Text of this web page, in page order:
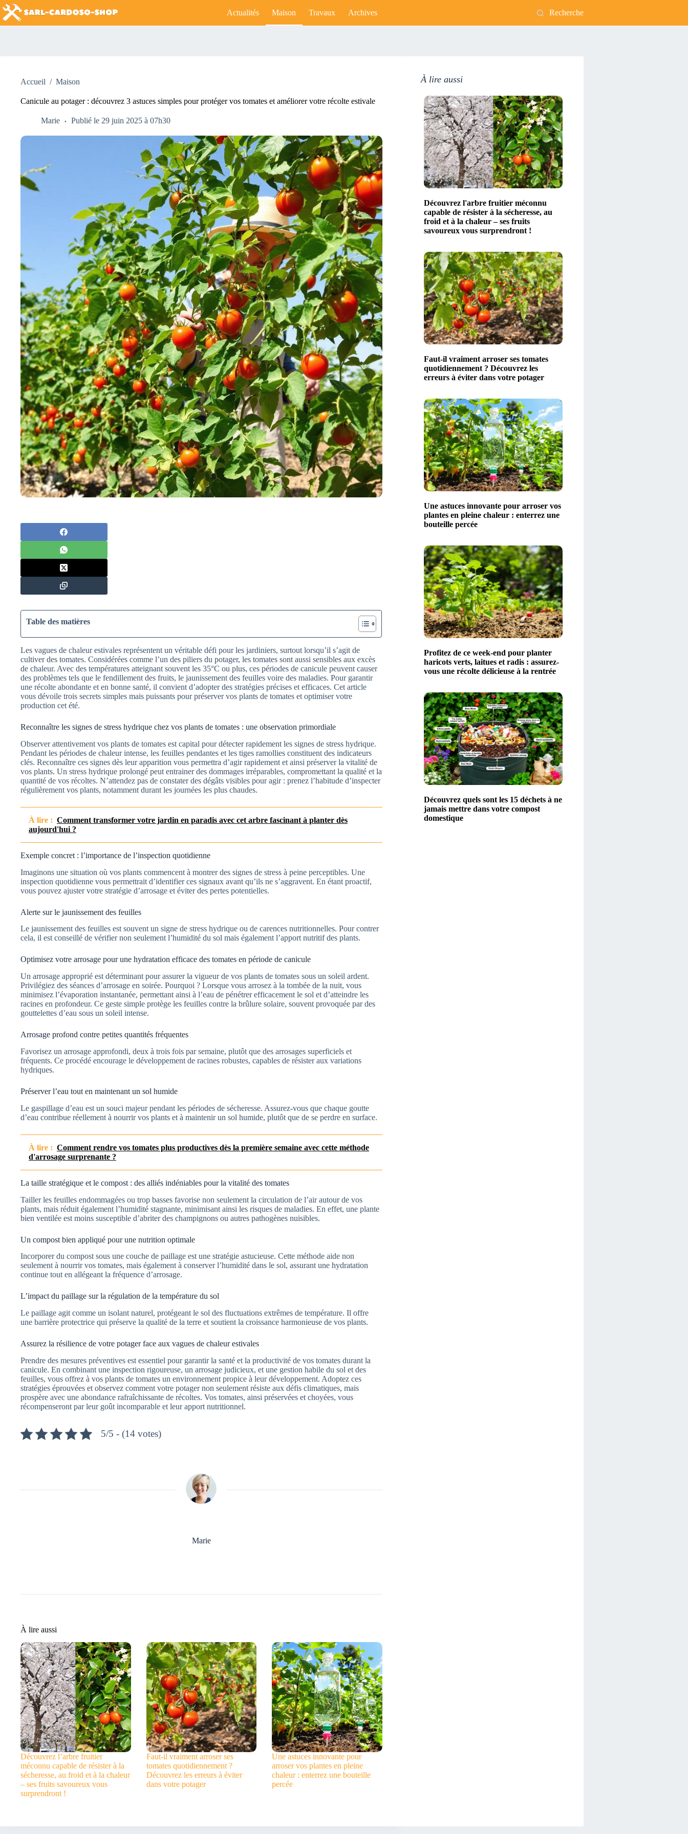
Passer
au
contenu
Actualités Maison Travaux Archives Recherche
Accueil / Maison
Canicule au potager : découvrez 3 astuces simples pour protéger vos tomates et améliorer votre récolte estivale
Marie Publié le 29 juin 2025 à 07h30
Table des matières
Les vagues de chaleur estivales représentent un véritable défi pour les jardiniers, surtout lorsqu’il s’agit de
cultiver des tomates. Considérées comme l’un des piliers du potager, les tomates sont aussi sensibles aux excès
de chaleur. Avec des températures atteignant souvent les 35°C ou plus, ces périodes de canicule peuvent causer
des problèmes tels que le fendillement des fruits, le jaunissement des feuilles voire des maladies. Pour garantir
une récolte abondante et en bonne santé, il convient d’adopter des stratégies précises et efficaces. Cet article
vous dévoile trois secrets simples mais puissants pour préserver vos plants de tomates et optimiser votre
production cet été.
Reconnaître les signes de stress hydrique chez vos plants de tomates : une observation primordiale
Observer attentivement vos plants de tomates est capital pour détecter rapidement les signes de stress hydrique.
Pendant les périodes de chaleur intense, les feuilles pendantes et les tiges ramollies constituent des indicateurs
clés. Reconnaître ces signes dès leur apparition vous permettra d’agir rapidement et ainsi préserver la vitalité de
vos plants. Un stress hydrique prolongé peut entrainer des dommages irréparables, compromettant la qualité et la
quantité de vos récoltes. N’attendez pas de constater des dégâts visibles pour agir : prenez l’habitude d’inspecter
régulièrement vos plants, notamment durant les journées les plus chaudes.
À lire : Comment transformer votre jardin en paradis avec cet arbre fascinant à planter dès
aujourd'hui ?
Exemple concret : l’importance de l’inspection quotidienne
Imaginons une situation où vos plants commencent à montrer des signes de stress à peine perceptibles. Une
inspection quotidienne vous permettrait d’identifier ces signaux avant qu’ils ne s’aggravent. En étant proactif,
vous pouvez ajuster votre stratégie d’arrosage et éviter des pertes potentielles.
Alerte sur le jaunissement des feuilles
Le jaunissement des feuilles est souvent un signe de stress hydrique ou de carences nutritionnelles. Pour contrer
cela, il est conseillé de vérifier non seulement l’humidité du sol mais également l’apport nutritif des plants.
Optimisez votre arrosage pour une hydratation efficace des tomates en période de canicule
Un arrosage approprié est déterminant pour assurer la vigueur de vos plants de tomates sous un soleil ardent.
Privilégiez des séances d’arrosage en soirée. Pourquoi ? Lorsque vous arrosez à la tombée de la nuit, vous
minimisez l’évaporation instantanée, permettant ainsi à l’eau de pénétrer efficacement le sol et d’atteindre les
racines en profondeur. Ce geste simple protège les feuilles contre la brûlure solaire, souvent provoquée par des
gouttelettes d’eau sous un soleil intense.
Arrosage profond contre petites quantités fréquentes
Favorisez un arrosage approfondi, deux à trois fois par semaine, plutôt que des arrosages superficiels et
fréquents. Ce procédé encourage le développement de racines robustes, capables de résister aux variations
hydriques.
Préserver l’eau tout en maintenant un sol humide
Le gaspillage d’eau est un souci majeur pendant les périodes de sécheresse. Assurez-vous que chaque goutte
d’eau contribue réellement à nourrir vos plants et à maintenir un sol humide, plutôt que de se perdre en surface.
À lire : Comment rendre vos tomates plus productives dès la première semaine avec cette méthode
d'arrosage surprenante ?
La taille stratégique et le compost : des alliés indéniables pour la vitalité des tomates
Tailler les feuilles endommagées ou trop basses favorise non seulement la circulation de l’air autour de vos
plants, mais réduit également l’humidité stagnante, minimisant ainsi les risques de maladies. En effet, une plante
bien ventilée est moins susceptible d’abriter des champignons ou autres pathogènes nuisibles.
Un compost bien appliqué pour une nutrition optimale
Incorporer du compost sous une couche de paillage est une stratégie astucieuse. Cette méthode aide non
seulement à nourrir vos tomates, mais également à conserver l’humidité dans le sol, assurant une hydratation
continue tout en allégeant la fréquence d’arrosage.
L’impact du paillage sur la régulation de la température du sol
Le paillage agit comme un isolant naturel, protégeant le sol des fluctuations extrêmes de température. Il offre
une barrière protectrice qui préserve la qualité de la terre et soutient la croissance harmonieuse de vos plants.
Assurez la résilience de votre potager face aux vagues de chaleur estivales
Prendre des mesures préventives est essentiel pour garantir la santé et la productivité de vos tomates durant la
canicule. En combinant une inspection rigoureuse, un arrosage judicieux, et une gestion habile du sol et des
feuilles, vous offrez à vos plants de tomates un environnement propice à leur développement. Adoptez ces
stratégies éprouvées et observez comment votre potager non seulement résiste aux défis climatiques, mais
prospère avec une abondance rafraîchissante de récoltes. Vos tomates, ainsi préservées et choyées, vous
récompenseront par leur goût incomparable et leur apport nutritionnel.
5/5 - (14 votes)
Marie
À lire aussi
Découvrez l’arbre fruitier
méconnu capable de résister à la
sécheresse, au froid et à la chaleur
– ses fruits savoureux vous
surprendront !
Faut-il vraiment arroser ses
tomates quotidiennement ?
Découvrez les erreurs à éviter
dans votre potager
Une astuces innovante pour
arroser vos plantes en pleine
chaleur : enterrez une bouteille
percée
À lire aussi
Découvrez l'arbre fruitier méconnu
capable de résister à la sécheresse, au
froid et à la chaleur – ses fruits
savoureux vous surprendront !
Faut-il vraiment arroser ses tomates
quotidiennement ? Découvrez les
erreurs à éviter dans votre potager
Une astuces innovante pour arroser vos
plantes en pleine chaleur : enterrez une
bouteille percée
Profitez de ce week-end pour planter
haricots verts, laitues et radis : assurez-
vous une récolte délicieuse à la rentrée
Découvrez quels sont les 15 déchets à ne
jamais mettre dans votre compost
domestique